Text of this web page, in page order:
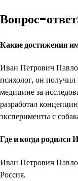
Вопрос-
Какие достижения
Иван Петрович
психолог, он
медицине за
разработал
эксперименты с
Где и когда
Иван Петрович
Россия.